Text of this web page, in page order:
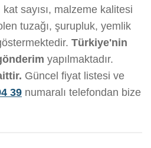
sayısı, malzeme kalitesi
tuzağı, şurupluk, yemlik
Türkiye'nin
yapılmaktadır.
Güncel fiyat listesi ve
39 numaralı telefondan bize